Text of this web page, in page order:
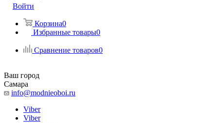
Войти
Корзина0
Избранные товары0
Сравнение товаров0
Ваш город
Самара
info@modnieoboi.ru
Viber
Viber